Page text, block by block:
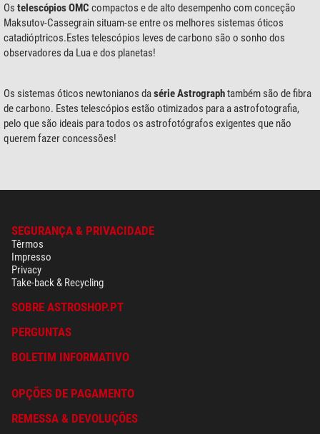
Os telescópios OMC compactos e de alto desempenho com conceção
Maksutov-Cassegrain situam-se entre os melhores sistemas óticos
catadióptricos.Estes telescópios leves de carbono são o sonho dos
observadores da Lua e dos planetas!
Os sistemas óticos newtonianos dasérie Astrographtambém são de fibra
de carbono. Estes telescópios estão otimizados para a astrofotografia,
pelo que são ideais para todos os astrofotógrafos exigentes que não
querem fazer concessões!
SEGURANÇA & PRIVACIDADE
Têrmos
Impresso
Privacy
Take-back & Recycling
SOBRE ASTROSHOP.PT
PERGUNTAS
BOLETIM INFORMATIVO
OPÇÕES DE PAGAMENTO
REMESSA & DEVOLUÇÕES